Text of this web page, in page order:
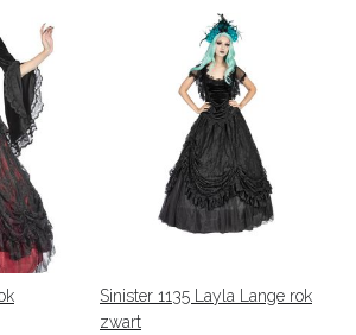
Sinister 1135 Layla Lange rok
zwart